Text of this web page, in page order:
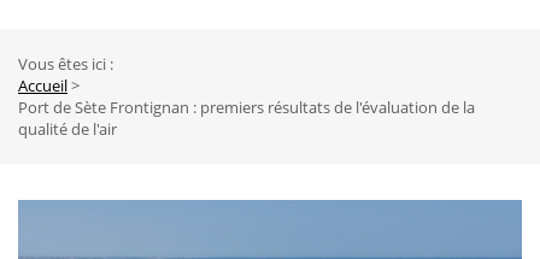
Vous êtes ici :
Fil
d'Ariane
Accueil
Port de Sète Frontignan : premiers résultats de l'évaluation de la
qualité de l'air